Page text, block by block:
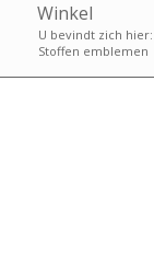
Winkel
U bevindt zich hier:
Stoffen emblemen